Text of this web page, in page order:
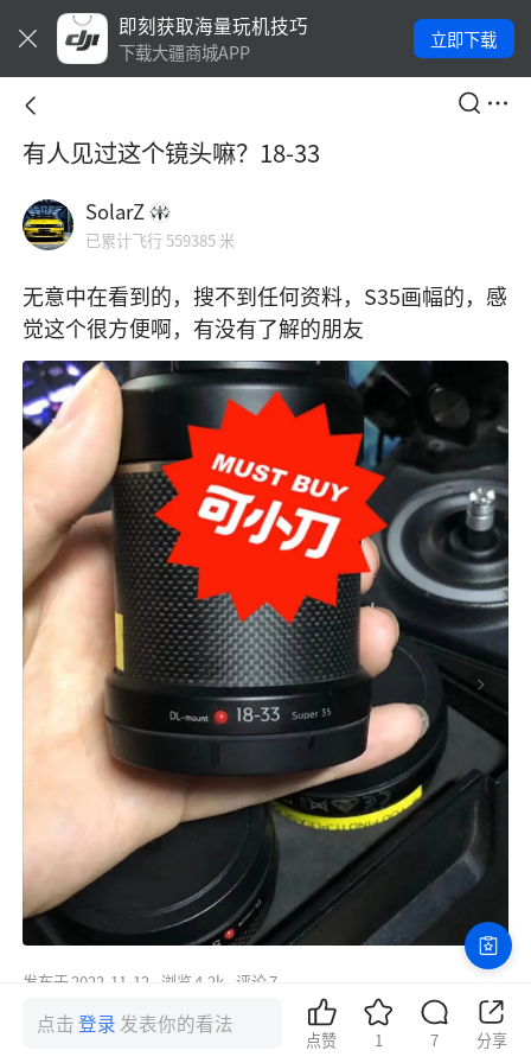
即刻获取海量玩机技巧
下载大疆商城APP
立即下载
有人见过这个镜头嘛？18-33
SolarZ
已累计飞行 559385 米
无意中在看到的，搜不到任何资料，S35画幅的，感
发布于2022-11-12 浏览4.2k 评论7
最新 最早
点击登录 发表你的看法
点赞 1 7 分享